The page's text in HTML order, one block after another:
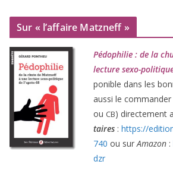
Sur « l’affaire Matzneff »
Pédophilie : de la
lec­ture sexo-
po­nible dans les
aus­si le com­man­der
ou CB) direc­te­ment
taires : https://​
740 ou sur Amazon :
dzr